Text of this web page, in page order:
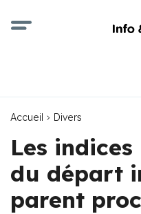
Accueil Divers
Les
du départ
parent